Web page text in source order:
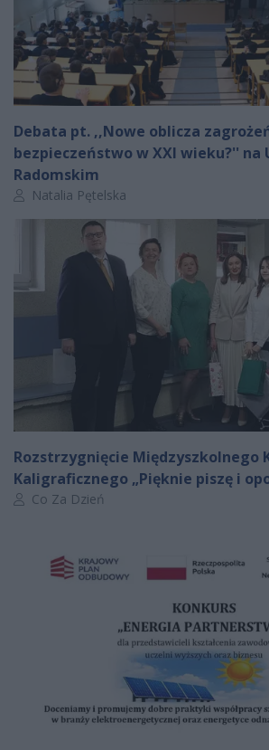
Debata pt. ,,Nowe oblicza
bezpieczeństwo w XXI wieku?'' na
Radomskim
Autor artykułu:
Natalia Pętelska
Rozstrzygnięcie Międzyszkolnego
Kaligraficznego „Pięknie piszę i
Autor artykułu:
Co Za Dzień